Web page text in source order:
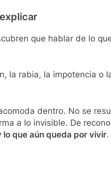
que hablar de lo
la rabia, la impotencia o
dentro. No se
a lo invisible. De
lo que aún queda por vivir.